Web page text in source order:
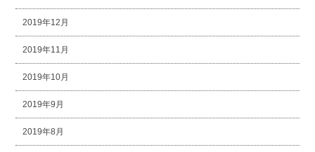
2019年12月
2019年11月
2019年10月
2019年9月
2019年8月